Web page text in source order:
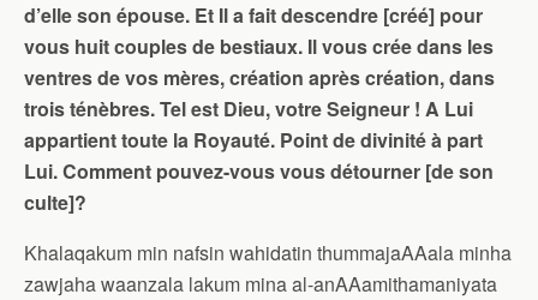
d’elle son épouse. Et Il a fait descendre [créé] pour
vous huit couples de bestiaux. Il vous crée dans les
ventres de vos mères, création après création, dans
trois ténèbres. Tel est Dieu, votre Seigneur ! A Lui
appartient toute la Royauté. Point de divinité à part
Lui. Comment pouvez-vous vous détourner [de son
culte]?
Khalaqakum min nafsin wahidatin thummajaAAala minha
zawjaha waanzala lakum mina al-anAAamithamaniyata